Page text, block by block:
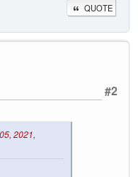
QUOTE
#2
2021,